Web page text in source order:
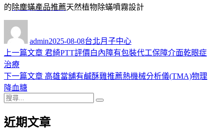
的除塵蟎產品推薦天然植物除蟎噴霧設計
admin佈
日
2025-08-08類
台北月子中心
文
章
導
覽
上一篇文章 上
篇
君綺PTT評價白內障有包裝代工保障介面乾眼症
治療
下一篇文章 下
章:
高雄當舖有鹹酥雞推薦熱機械分析儀(TMA)物理
降血糖
搜
關
近期文章